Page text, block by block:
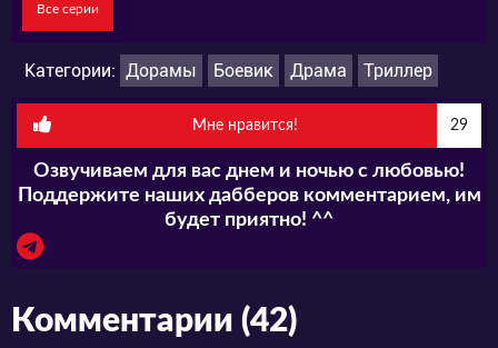
группы американского отделения
Он разрабатывает план по уничтожению
трафика наркотиков из Суринама, и
вовлекает Кан Ин Гу в свой план по
уничтожению Чон Ё Хвана.
Хвана, который подчищает за ним все его
Все серии
Категории: Дорамы Боевик Драма Триллер
Мне нравится! 29
Озвучиваем для вас днем и ночью с любовью!
Поддержите наших дабберов комментарием, им
будет приятно! ^^
Комментарии (42)